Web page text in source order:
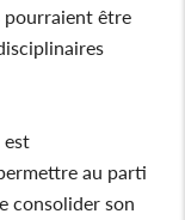
pourraient être
est
au parti
consolider son